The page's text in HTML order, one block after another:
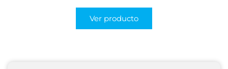
Ver producto